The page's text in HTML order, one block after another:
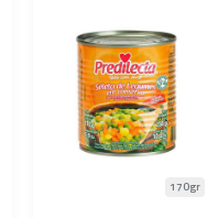
170gr